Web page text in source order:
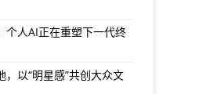
个人AI正在重塑下一代终
以“明星感”共创大众文